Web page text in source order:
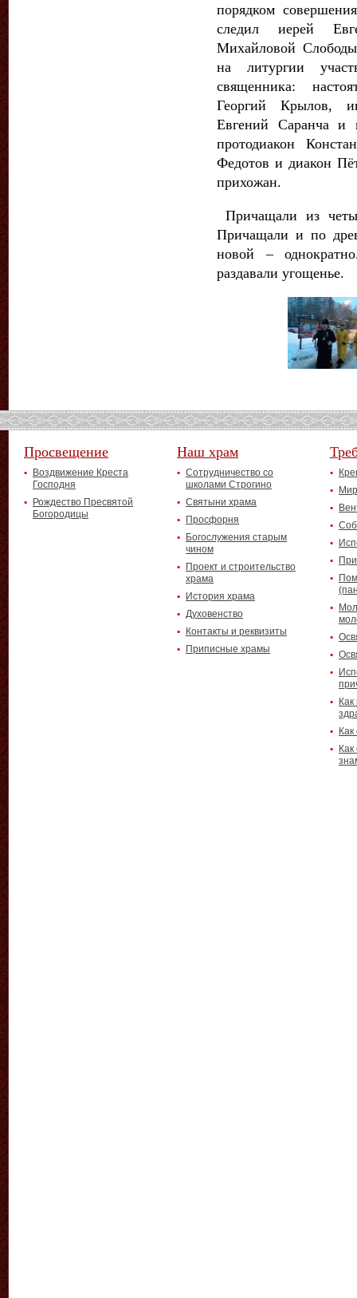
порядком
следил иерей
Михайловой
на литургии
священника:
Георгий Крылов,
Евгений Саранча и
протодиакон
Федотов и диакон
прихожан.
Причащали из
Причащали и по
новой –
раздавали угощенье.
Просвещение
Воздвижение Креста
Господня
Рождество Пресвятой
Богородицы
Наш храм
Сотрудничество со
школами Строгино
Святыни храма
Просфорня
Богослужения старым
чином
Проект и строительство
храма
История храма
Духовенство
Контакты и реквизиты
Приписные храмы
Как
Как